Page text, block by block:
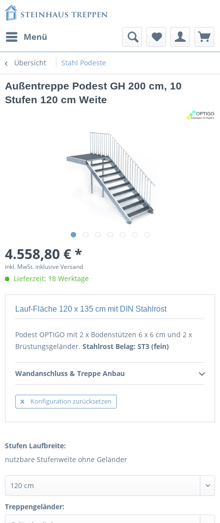
Menü
Übersicht Stahl Podeste
Außentreppe Podest GH 200 cm, 10
Stufen 120 cm Weite
4.558,80 € *
inkl. MwSt. inklusive Versand
Lieferzeit: 18 Werktage
Lauf-Fläche 120 x 135 cm mit DIN Stahlrost
Podest OPTIGO mit 2 x Bodenstützen 6 x 6 cm und 2 x
Brüstungsgeländer. Stahlrost Belag: ST3 (fein)
Wandanschluss & Treppe Anbau
Konfiguration zurücksetzen
Stufen Laufbreite:
nutzbare Stufenweite ohne Geländer
Treppengeländer: